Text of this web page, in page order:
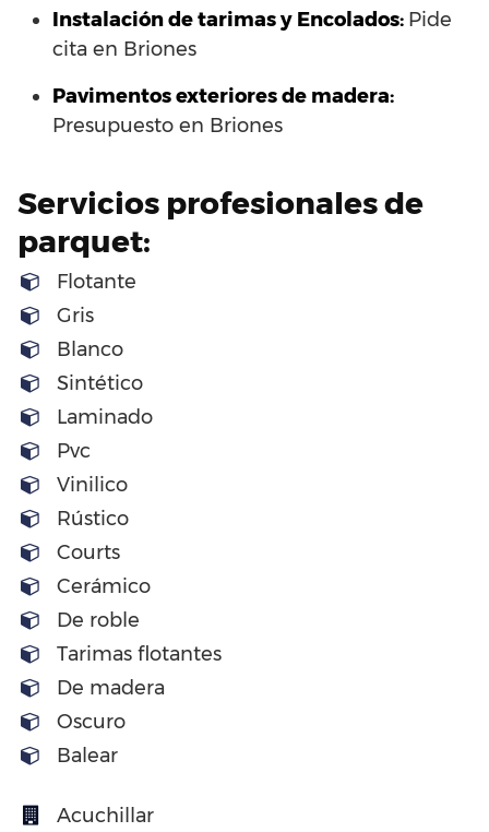
Instalación de tarimas y Encolados: Pide
cita en Briones
Pavimentos exteriores de madera:
Presupuesto en Briones
Servicios profesionales de
parquet:
Flotante
Gris
Blanco
Sintético
Laminado
Pvc
Vinilico
Rústico
Courts
Cerámico
De roble
Tarimas flotantes
De madera
Oscuro
Balear
Acuchillar